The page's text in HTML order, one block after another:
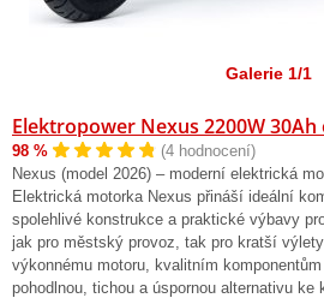
Galerie 1/1
Elektropower Nexus 2200W
98 %
(4 hodnocení)
Nexus (model 2026) – moderní elektrická
Elektrická motorka Nexus přináší ideální
spolehlivé konstrukce a praktické výbavy
jak pro městský provoz, tak pro kratší
výkonnému motoru, kvalitním
pohodlnou, tichou a úspornou alternativu